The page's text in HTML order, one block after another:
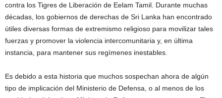
contra los Tigres de Liberación de Eelam Tamil. Durante muchas
décadas, los gobiernos de derechas de Sri Lanka han encontrado
útiles diversas formas de extremismo religioso para movilizar tales
fuerzas y promover la violencia intercomunitaria y, en última
instancia, para mantener sus regímenes inestables.
Es debido a esta historia que muchos sospechan ahora de algún
tipo de implicación del Ministerio de Defensa, o al menos de los